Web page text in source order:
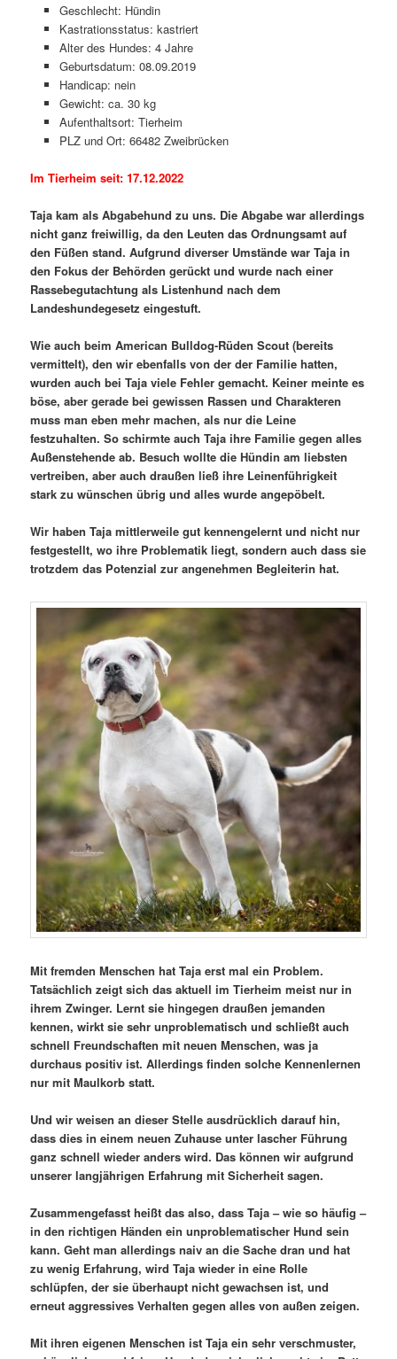
Geschlecht: Hündin
Kastrationsstatus: kastriert
Alter des Hundes: 4 Jahre
Geburtsdatum: 08.09.2019
Handicap: nein
Gewicht: ca. 30 kg
Aufenthaltsort: Tierheim
PLZ und Ort: 66482 Zweibrücken
Im Tierheim seit: 17.12.2022
Taja kam als Abgabehund zu uns. Die Abgabe war allerdings
nicht ganz freiwillig, da den Leuten das Ordnungsamt auf
den Füßen stand. Aufgrund diverser Umstände war Taja in
den Fokus der Behörden gerückt und wurde nach einer
Rassebegutachtung als Listenhund nach dem
Landeshundegesetz eingestuft.
Wie auch beim American Bulldog-Rüden Scout (bereits
vermittelt), den wir ebenfalls von der der Familie hatten,
wurden auch bei Taja viele Fehler gemacht. Keiner meinte es
böse, aber gerade bei gewissen Rassen und Charakteren
muss man eben mehr machen, als nur die Leine
festzuhalten. So schirmte auch Taja ihre Familie gegen alles
Außenstehende ab. Besuch wollte die Hündin am liebsten
vertreiben, aber auch draußen ließ ihre Leinenführigkeit
stark zu wünschen übrig und alles wurde angepöbelt.
Wir haben Taja mittlerweile gut kennengelernt und nicht nur
festgestellt, wo ihre Problematik liegt, sondern auch dass sie
trotzdem das Potenzial zur angenehmen Begleiterin hat.
Mit fremden Menschen hat Taja erst mal ein Problem.
Tatsächlich zeigt sich das aktuell im Tierheim meist nur in
ihrem Zwinger. Lernt sie hingegen draußen jemanden
kennen, wirkt sie sehr unproblematisch und schließt auch
schnell Freundschaften mit neuen Menschen, was ja
durchaus positiv ist. Allerdings finden solche Kennenlernen
nur mit Maulkorb statt.
Und wir weisen an dieser Stelle ausdrücklich darauf hin,
dass dies in einem neuen Zuhause unter lascher Führung
ganz schnell wieder anders wird. Das können wir aufgrund
unserer langjährigen Erfahrung mit Sicherheit sagen.
Zusammengefasst heißt das also, dass Taja – wie so häufig –
in den richtigen Händen ein unproblematischer Hund sein
kann. Geht man allerdings naiv an die Sache dran und hat
zu wenig Erfahrung, wird Taja wieder in eine Rolle
schlüpfen, der sie überhaupt nicht gewachsen ist, und
erneut aggressives Verhalten gegen alles von außen zeigen.
Mit ihren eigenen Menschen ist Taja ein sehr verschmuster,